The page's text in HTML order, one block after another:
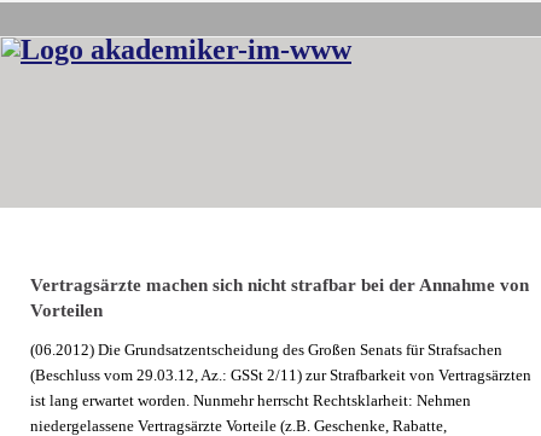
Vertragsärzte machen sich nicht strafbar bei der Annahme von
Vorteilen
(06.2012) Die Grundsatzentscheidung des Großen Senats für Strafsachen
(Beschluss vom 29.03.12, Az.: GSSt 2/11) zur Strafbarkeit von Vertragsärzten
ist lang erwartet worden. Nunmehr herrscht Rechtsklarheit: Nehmen
niedergelassene Vertragsärzte Vorteile (z.B. Geschenke, Rabatte,